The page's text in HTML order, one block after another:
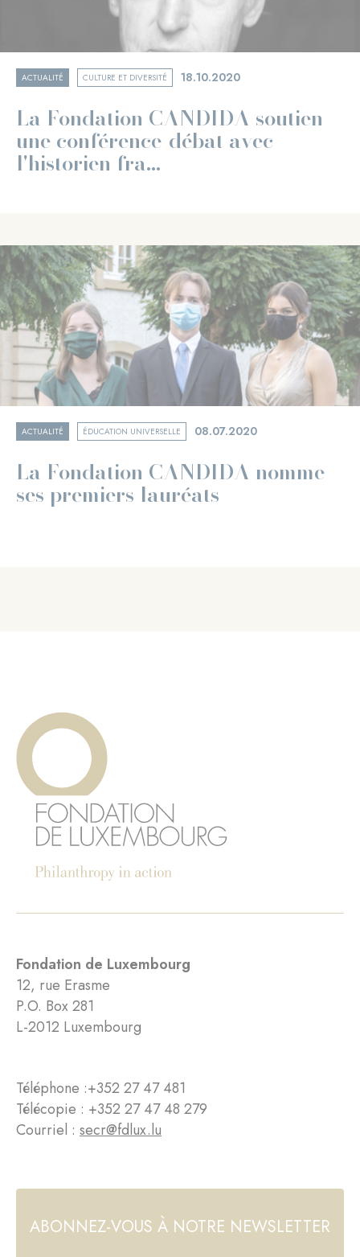
ACTUALITÉ CULTURE ET DIVERSITÉ 18.10.2020
La Fondation CANDIDA soutien
une conférence-débat avec
l'historien fra...
ACTUALITÉ ÉDUCATION UNIVERSELLE 08.07.2020
La Fondation CANDIDA nomme
ses premiers lauréats
Fondation de Luxembourg
12, rue Erasme
P.O. Box 281
L-2012 Luxembourg
Téléphone :+352 27 47 481
Télécopie : +352 27 47 48 279
Courriel : secr@fdlux.lu
ABONNEZ-VOUS À NOTRE NEWSLETTER